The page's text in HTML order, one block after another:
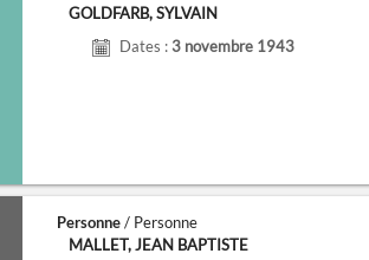
GOLDFARB, SYLVAIN
Dates :3 novembre 1943
Personne/ Personne
MALLET, JEAN BAPTISTE